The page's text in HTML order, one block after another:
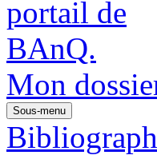
Mon
Sous-menu